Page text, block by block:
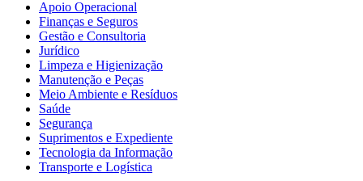
Apoio Operacional
Finanças e Seguros
Gestão e Consultoria
Jurídico
Limpeza e Higienização
Manutenção e Peças
Meio Ambiente e Resíduos
Saúde
Segurança
Suprimentos e Expediente
Tecnologia da Informação
Transporte e Logística